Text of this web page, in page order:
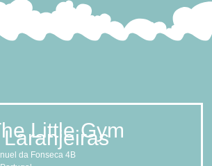
Little Gym
Laranjeiras
da Fonseca 4B